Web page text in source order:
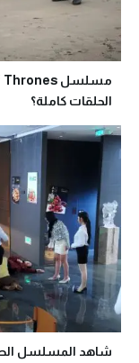
الحلقات كاملة؟
شاهد المسلسل